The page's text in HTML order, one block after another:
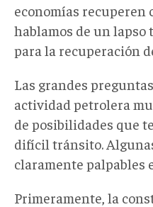
economías recuperen
hablamos de un
para la recuperación
Las grandes
actividad petrolera
de posibilidades que
difícil tránsito.
claramente palpables
Primeramente, la